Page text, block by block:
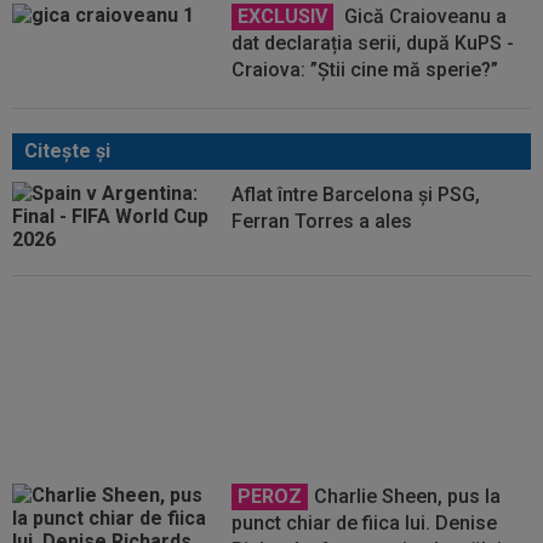
EXCLUSIV
Gică Craioveanu a
dat declarația serii, după KuPS -
Craiova: ”Știi cine mă sperie?”
Citeşte şi
Aflat între Barcelona și PSG,
Ferran Torres a ales
PEROZ
Charlie Sheen, pus la
punct chiar de fiica lui. Denise